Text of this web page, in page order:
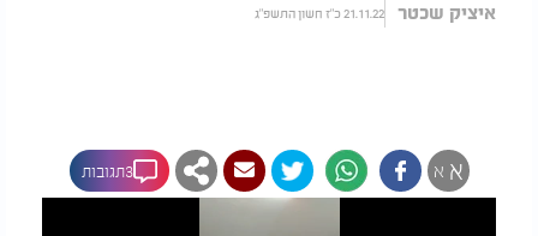
איציק שכטר 21.11.22 כ"ז חשון התשפ"ג
א א 3תגובות